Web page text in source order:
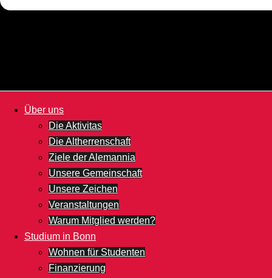
Über uns
Die Aktivitas
Die Altherrenschaft
Ziele der Alemannia
Unsere Gemeinschaft
Unsere Zeichen
Veranstaltungen
Warum Mitglied werden?
Studium in Bonn
Wohnen für Studenten
Finanzierung